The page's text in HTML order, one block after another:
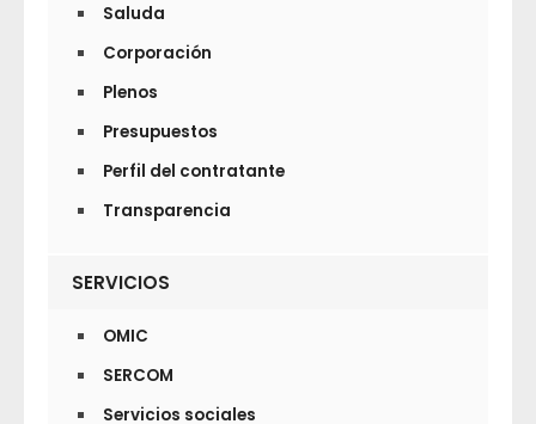
Saluda
Corporación
Plenos
Presupuestos
Perfil del contratante
Transparencia
SERVICIOS
OMIC
SERCOM
Servicios sociales